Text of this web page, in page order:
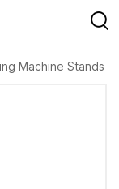
Machine Stands